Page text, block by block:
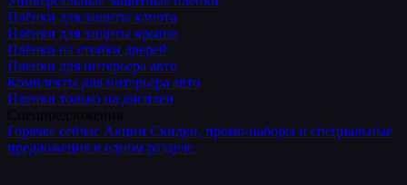
Плёнки для защиты капота
Плёнки для защиты крыши
Плёнки на стойки дверей
Пленки для интерьера авто
Комплекты для интерьера авто
Пленки только на дисплеи
Горячее сейчас Акции Скидки, промо-наборы и специальные
предложения в одном разделе.